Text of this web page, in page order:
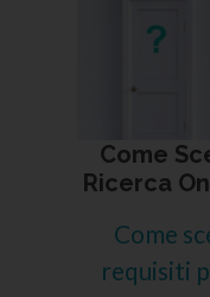
Come
Ricerca
Come
requisiti